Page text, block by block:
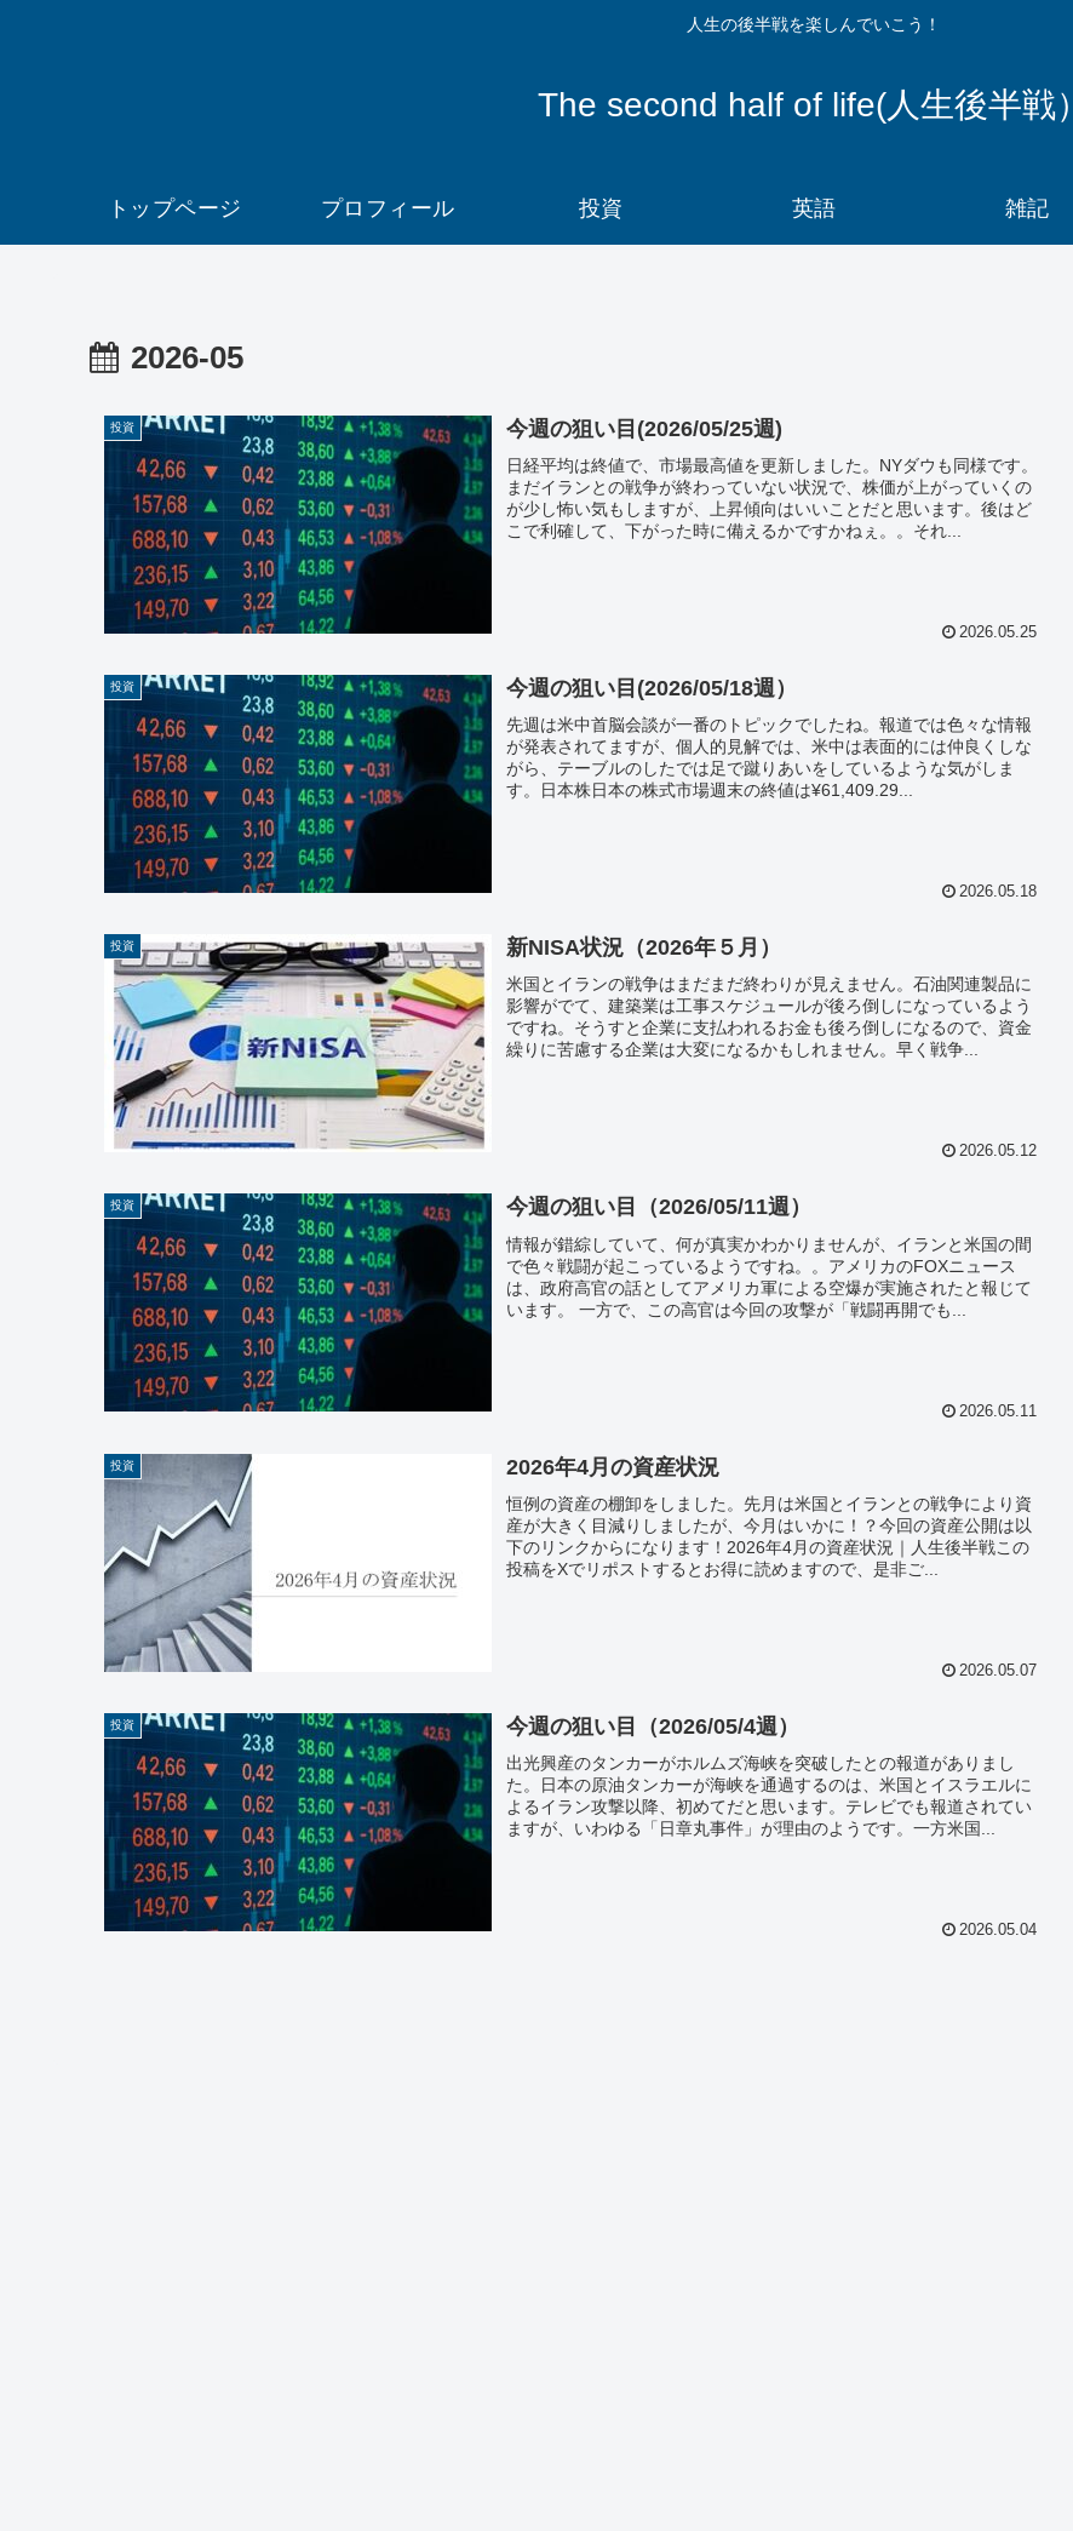
人生の後半戦を楽しんでいこう！
The second half of life(人生後半戦）
トップページ プロフィール 投資 英語 雑記
2026-05
投資 今週の狙い目(2026/05/25週)
日経平均は終値で、市場最高値を更新しました。NYダウも同様です。
まだイランとの戦争が終わっていない状況で、株価が上がっていくの
が少し怖い気もしますが、上昇傾向はいいことだと思います。後はど
こで利確して、下がった時に備えるかですかねぇ。。それ...
2026.05.25
投資 今週の狙い目(2026/05/18週）
先週は米中首脳会談が一番のトピックでしたね。報道では色々な情報
が発表されてますが、個人的見解では、米中は表面的には仲良くしな
がら、テーブルのしたでは足で蹴りあいをしているような気がしま
す。日本株日本の株式市場週末の終値は¥61,409.29...
2026.05.18
投資 新NISA状況（2026年５月）
米国とイランの戦争はまだまだ終わりが見えません。石油関連製品に
影響がでて、建築業は工事スケジュールが後ろ倒しになっているよう
ですね。そうすと企業に支払われるお金も後ろ倒しになるので、資金
繰りに苦慮する企業は大変になるかもしれません。早く戦争...
2026.05.12
投資 今週の狙い目（2026/05/11週）
情報が錯綜していて、何が真実かわかりませんが、イランと米国の間
で色々戦闘が起こっているようですね。。アメリカのFOXニュース
は、政府高官の話としてアメリカ軍による空爆が実施されたと報じて
います。 一方で、この高官は今回の攻撃が「戦闘再開でも...
2026.05.11
投資 2026年4月の資産状況
恒例の資産の棚卸をしました。先月は米国とイランとの戦争により資
産が大きく目減りしましたが、今月はいかに！？今回の資産公開は以
下のリンクからになります！2026年4月の資産状況｜人生後半戦この
投稿をXでリポストするとお得に読めますので、是非ご...
2026.05.07
投資 今週の狙い目（2026/05/4週）
出光興産のタンカーがホルムズ海峡を突破したとの報道がありまし
た。日本の原油タンカーが海峡を通過するのは、米国とイスラエルに
よるイラン攻撃以降、初めてだと思います。テレビでも報道されてい
ますが、いわゆる「日章丸事件」が理由のようです。一方米国...
2026.05.04